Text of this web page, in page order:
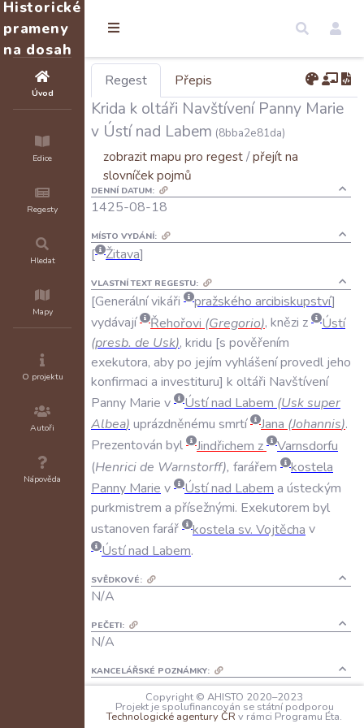
Historické
prameny
na dosah
Úvod
Edice
Regesty
Hledat
Mapy
O projektu
Autoři
Nápověda
Regest Přepis
Krida k oltáři Navštívení Panny Marie
v Ústí nad Labem (8bba2e81da)
zobrazit mapu pro regest/přejít na
slovníček pojmů
DENNÍ DATUM:
1425-08-18
MÍSTO VYDÁNÍ:
Žitava
VLASTNÍ TEXT REGESTU:
Generálnívikáři pražského arcibiskupství
vydávají
Řehořovi (Gregorio), knězi z
Ústí
(presb. de Usk), kridu s pověřením
exekutora, abypo jejím vyhlášeníprovedl jeho
konfirmaci a investituru k oltáři Navštívení
Panny Marie v Ústínad Labem (Usksuper
Albea) uprázdněnému smrtí Jana (Johannis).
Prezentován byl Jindřichem z
Varnsdorfu
(Henricide Warnstorff), farářem
kostela
Panny Marie v Ústínad Labem a ústeckým
purkmistrem a přísežnými. Exekutorem byl
ustanoven farář kostela sv. Vojtěcha v
Ústínad Labem.
SVĚDKOVÉ:
N/A
PEČETI:
N/A
KANCELÁŘSKÉ POZNÁMKY:
N/A
JAZYK:
Copyright © AHISTO 2020–2023
Projekt je spolufinancován se státní podporou
Technologické agentury ČR v rámci Programu Éta.